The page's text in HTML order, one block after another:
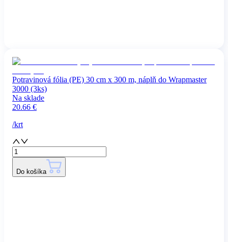
Potravinová fólia (PE) 30 cm x 300 m, náplň do Wrapmaster
3000 (3ks)
Na sklade
20.66 €
/krt
Do košíka